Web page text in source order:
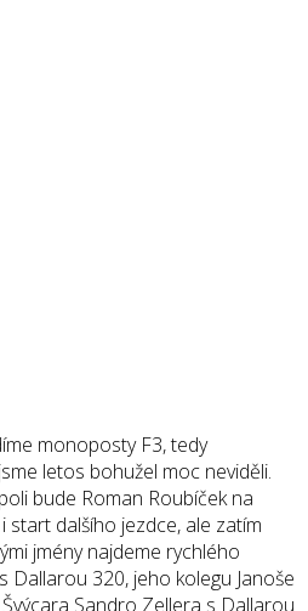
monoposty F3, tedy
letos bohužel moc neviděli.
bude Roman Roubíček na
start dalšího jezdce, ale zatím
jmény najdeme rychlého
320, jeho kolegu Janoše
Sandro Zellera s Dallarou